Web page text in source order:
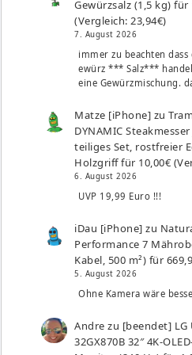
Gewürzsalz (1,5 kg) für
(Vergleich: 23,94€)
7. August 2026
immer zu beachten dass
ewürz *** Salz***
eine Gewürzmischung.
Matze [iPhone] zu
DYNAMIC
teiliges Set, rostfreier
Holzgriff für 10,00€
6. August 2026
UVP 19,99 Euro !!!
iDau [iPhone] zu
Performance 7
Kabel, 500 m²) für
5. August 2026
Ohne Kamera wäre
Andre zu [beendet]
32GX870B 32″ 4K-